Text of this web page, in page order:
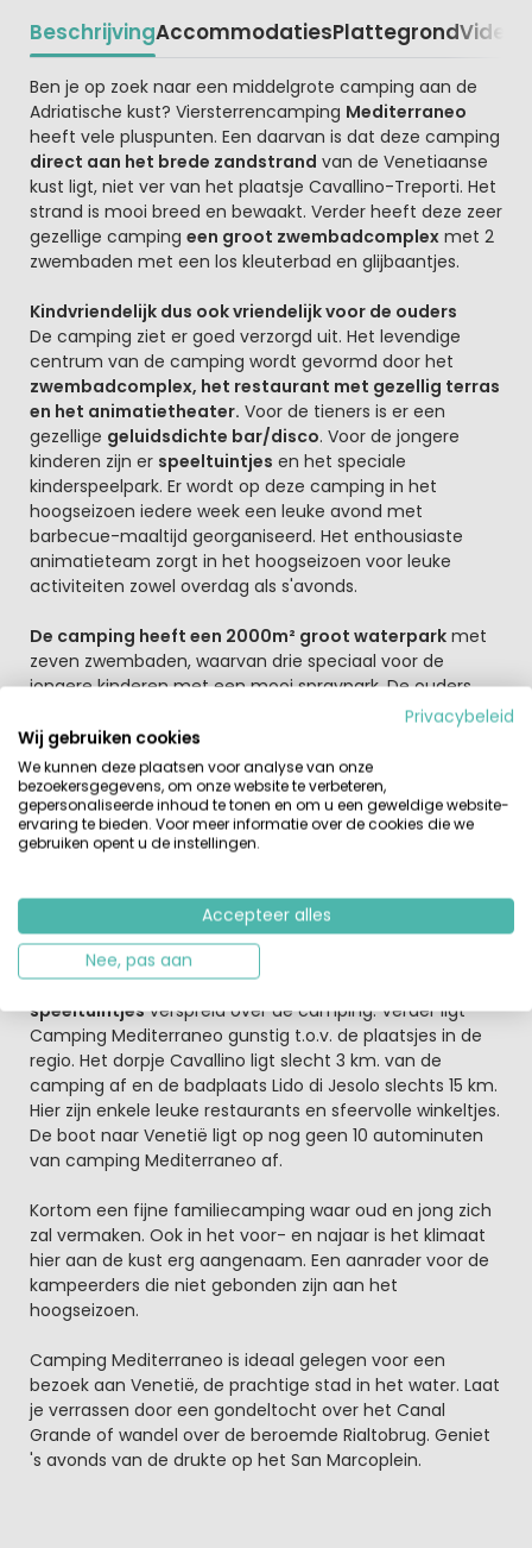
BeschrijvingAccommodatiesPlattegrondVideo
Beschrijving
Ben je op zoek naar een middelgrote camping aan de
Adriatische kust? Viersterrencamping Mediterraneo
heeft vele pluspunten. Een daarvan is dat deze camping
direct aan het brede zandstrand van de Venetiaanse
kust ligt, niet ver van het plaatsje Cavallino-Treporti. Het
strand is mooi breed en bewaakt. Verder heeft deze zeer
gezellige camping een groot zwembadcomplexmet 2
zwembaden met een los kleuterbad en glijbaantjes.
Kindvriendelijk dus ook vriendelijk voor de ouders
De camping ziet er goed verzorgd uit. Het levendige
centrum van de camping wordt gevormd door het
zwembadcomplex, het restaurant met gezellig terras
en het animatietheater. Voor de tieners is er een
gezellige geluidsdichte bar/disco. Voor de jongere
kinderen zijn er speeltuintjes en het speciale
kinderspeelpark. Er wordt op deze camping in het
hoogseizoen iedere week een leuke avond met
barbecue-maaltijd georganiseerd. Het enthousiaste
animatieteam zorgt in het hoogseizoen voor leuke
activiteiten zowel overdag als s'avonds.
De camping heeft een 2000m² groot waterparkmet
zeven zwembaden, waarvan drie speciaal voor de
jongere kinderen met een mooi spraypark. De ouders
kunnen helemaal Zenn worden in het centraal gelegen
lagoonbad met Jacuzzi of juist fit in het semi-Olympic
zwembad of in het fitnessbad. Om het
zwembadcomplex heen staan ligstoelen en
zonneschermen.
Gaan we naar zee of wordt het het zwembad?
zandstrand maakt deze camping een topcamping voor
jonge gezinnen. In het hoogseizoen worden er leuke
activiteiten georganiseerd voor alle leeftijden. De
jongste bezoekers vermaken zich zeker in de leuke
speeltuintjesverspreid over de camping. Verder ligt
Camping Mediterraneo gunstig t.o.v. de plaatsjes in de
regio. Het dorpje Cavallino ligt slecht 3 km. van de
camping af en de badplaats Lido di Jesolo slechts 15 km.
Hier zijn enkele leuke restaurants en sfeervolle winkeltjes.
De boot naar Venetië ligt op nog geen 10 autominuten
van camping Mediterraneo af.
Kortom een fijne familiecamping waar oud en jong zich
zal vermaken. Ook in het voor- en najaar is het klimaat
hier aan de kust erg aangenaam. Een aanrader voor de
kampeerders die niet gebonden zijn aan het
hoogseizoen.
Camping Mediterraneo is ideaal gelegen voor een
bezoek aan Venetië, de prachtige stad in het water. Laat
je verrassen door een gondeltocht over het Canal
Grande of wandel over de beroemde Rialtobrug. Geniet
's avonds van de drukte op het San Marcoplein.
Privacybeleid
Wij gebruiken cookies
We kunnen deze plaatsen voor analyse van onze
bezoekersgegevens, om onze website te verbeteren,
gepersonaliseerde inhoud te tonen en om u een geweldige website-
ervaring te bieden. Voor meer informatie over de cookies die we
gebruiken opent u de instellingen.
Accepteer alles
Nee, pas aan